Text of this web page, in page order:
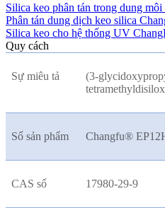
Silica keo phân tán trong dung
Phân tán dung dịch keo silica
Silica keo cho hệ thống UV
Quy cách
Sự miêu tả
(3-
Số sản phẩm Changfu®
CAS số 17980-29-9